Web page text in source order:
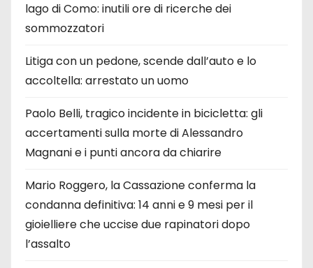
lago di Como: inutili ore di ricerche dei
sommozzatori
Litiga con un pedone, scende dall’auto e lo
accoltella: arrestato un uomo
Paolo Belli, tragico incidente in bicicletta: gli
accertamenti sulla morte di Alessandro
Magnani e i punti ancora da chiarire
Mario Roggero, la Cassazione conferma la
condanna definitiva: 14 anni e 9 mesi per il
gioielliere che uccise due rapinatori dopo
l’assalto